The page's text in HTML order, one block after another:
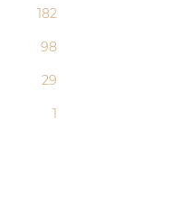
9
1
182
98
29
1